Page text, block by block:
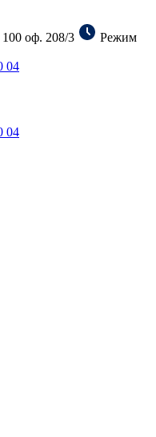
100 оф. 208/3
Режим
04
04